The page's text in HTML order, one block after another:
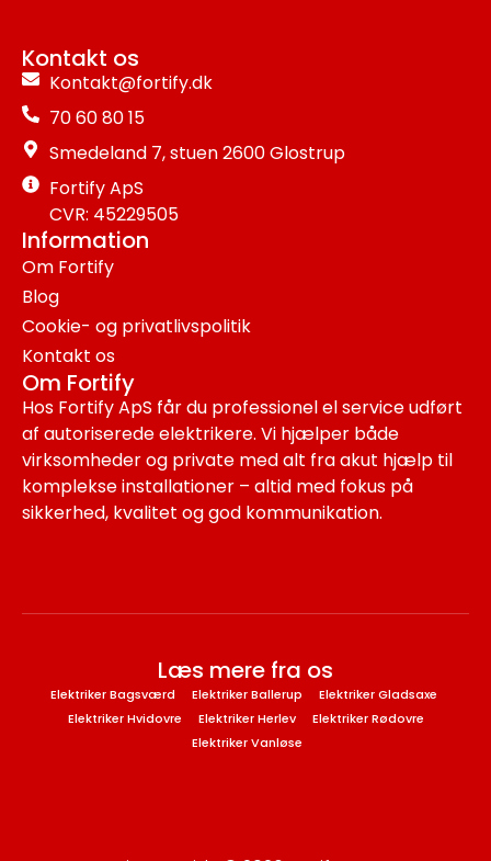
Kontakt os
Kontakt@fortify.dk
70 60 80 15
Smedeland 7, stuen 2600 Glostrup
Fortify ApS
CVR: 45229505
Information
Om Fortify
Blog
Cookie- og privatlivspolitik
Kontakt os
Om Fortify
Hos Fortify ApS får du professionel el service udført
af autoriserede elektrikere. Vi hjælper både
virksomheder og private med alt fra akut hjælp til
komplekse installationer – altid med fokus på
sikkerhed, kvalitet og god kommunikation.
Læs mere fra os
Elektriker Bagsværd Elektriker Ballerup
Elektriker Gladsaxe
Elektriker Hvidovre
Elektriker Herlev
Elektriker Rødovre
Elektriker Vanløse